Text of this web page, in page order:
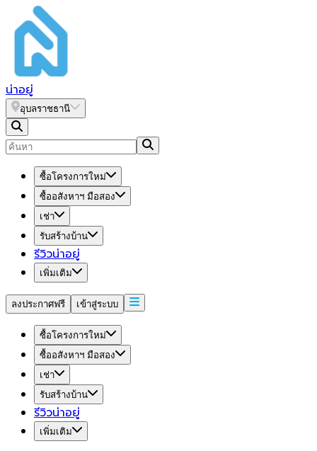
น่าอยู่
อุบลราชธานี
ซื้อโครงการใหม่
ซื้ออสังหาฯ มือสอง
เช่า
รับสร้างบ้าน
รีวิวน่าอยู่
เพิ่มเติม
ลงประกาศฟรี เข้าสู่ระบบ
ซื้อโครงการใหม่
ซื้ออสังหาฯ มือสอง
เช่า
รับสร้างบ้าน
รีวิวน่าอยู่
เพิ่มเติม